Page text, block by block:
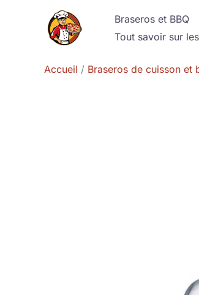
Braseros et BBQ
Tout savoir sur
Accueil Braseros de cuisson et